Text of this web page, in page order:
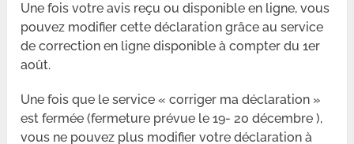
Une fois votre avis reçu ou disponible en ligne, vous
pouvez modifier cette déclaration grâce au service
de correction en ligne disponible à compter du 1er
août.
Une fois que le service « corriger ma déclaration »
est fermée (fermeture prévue le 19- 20 décembre ),
vous ne pouvez plus modifier votre déclaration à